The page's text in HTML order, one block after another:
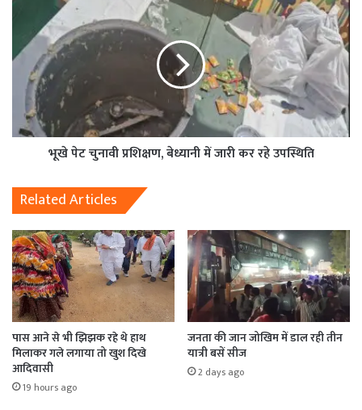
भूखे पेट चुनावी प्रशिक्षण, बेध्यानी में जारी कर रहे उपस्थिति
Related Articles
पास आने से भी झिझक रहे थे हाथ
मिलाकर गले लगाया तो खुश दिखे
आदिवासी
19 hours ago
जनता की जान जोखिम में डाल रही तीन
यात्री बसें सीज
2 days ago